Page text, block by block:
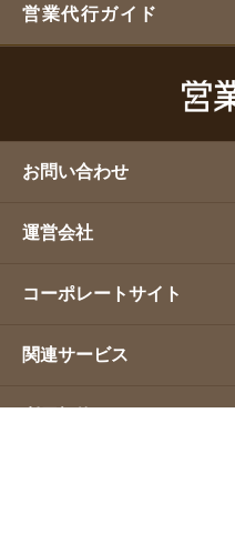
営業代行ガイド
お問い合わせ
運営会社
コーポレートサイト
関連サービス